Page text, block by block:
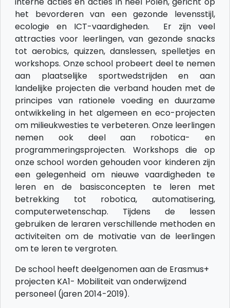
het bevorderen van een gezonde levensstijl,
ecologie en ICT-vaardigheden. Er zijn veel
attracties voor leerlingen, van gezonde snacks
tot aerobics, quizzen, danslessen, spelletjes en
workshops. Onze school probeert deel te nemen
aan plaatselijke sportwedstrijden en aan
landelijke projecten die verband houden met de
principes van rationele voeding en duurzame
ontwikkeling in het algemeen en eco-projecten
om milieukwesties te verbeteren. Onze leerlingen
nemen ook deel aan robotica- en
programmeringsprojecten. Workshops die op
onze school worden gehouden voor kinderen zijn
een gelegenheid om nieuwe vaardigheden te
leren en de basisconcepten te leren met
betrekking tot robotica, automatisering,
computerwetenschap. Tijdens de lessen
gebruiken de leraren verschillende methoden en
activiteiten om de motivatie van de leerlingen
om te leren te vergroten.
De school heeft deelgenomen aan de Erasmus+
projecten KA1- Mobiliteit van onderwijzend
personeel (jaren 2014-2019).